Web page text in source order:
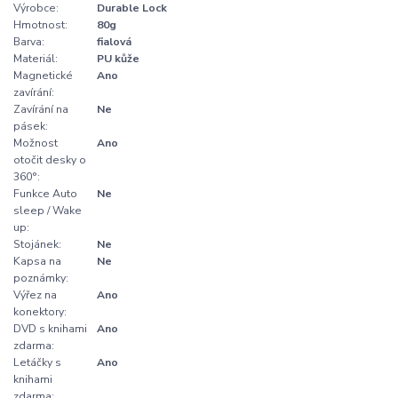
Výrobce:
Durable Lock
Hmotnost:
80g
Barva:
fialová
Materiál:
PU kůže
Magnetické
zavírání:
Ano
Zavírání na
pásek:
Ne
Možnost
otočit desky o
360°:
Ano
Funkce Auto
sleep / Wake
up:
Ne
Stojánek:
Ne
Kapsa na
poznámky:
Ne
Výřez na
konektory:
Ano
DVD s knihami
zdarma:
Ano
Letáčky s
knihami
Ano